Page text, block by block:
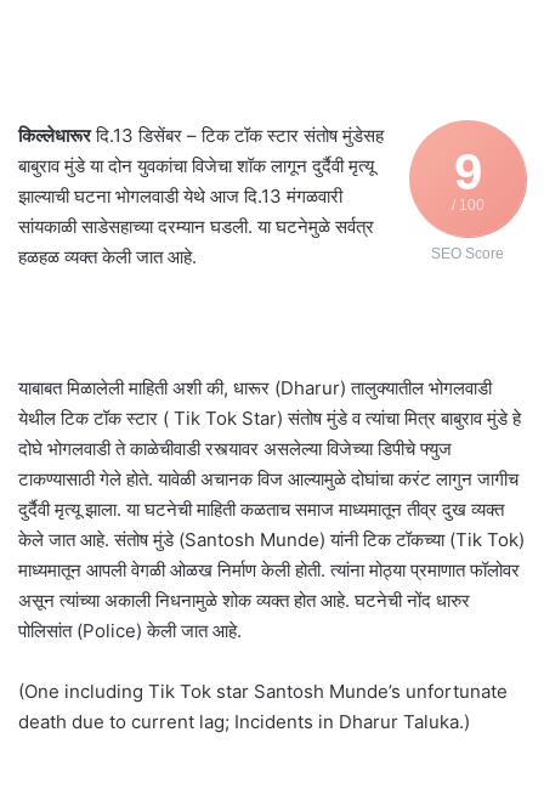
9
/ 100
SEO Score
किल्लेधारूरदि.13 डिसेंबर – टिक टॉक स्टार संतोष मुंडेसह
बाबुराव मुंडे या दोन युवकांचा विजेचा शॉक लागून दुर्दैवी मृत्यू
झाल्याची घटना भोगलवाडी येथे आज दि.13 मंगळवारी
सांयकाळी साडेसहाच्या दरम्यान घडली. या घटनेमुळे सर्वत्र
हळहळ व्यक्त केली जात आहे.
याबाबत मिळालेली माहिती अशी की, धारूर (Dharur) तालुक्यातील भोगलवाडी
येथील टिक टॉक स्टार ( Tik Tok Star) संतोष मुंडे व त्यांचा मित्र बाबुराव मुंडे हे
दोघे भोगलवाडी ते काळेचीवाडी रस्त्यावर असलेल्या विजेच्या डिपीचे फ्युज
टाकण्यासाठी गेले होते. यावेळी अचानक विज आल्यामुळे दोघांचा करंट लागुन जागीच
दुर्दैवी मृत्यू झाला. या घटनेची माहिती कळताच समाज माध्यमातून तीव्र दुख व्यक्त
केले जात आहे. संतोष मुंडे (Santosh Munde) यांनी टिक टॉकच्या (Tik Tok)
माध्यमातून आपली वेगळी ओळख निर्माण केली होती. त्यांना मोठ्या प्रमाणात फॉलोवर
असून त्यांच्या अकाली निधनामुळे शोक व्यक्त होत आहे. घटनेची नोंद धारुर
पोलिसांत (Police) केली जात आहे.
(One including Tik Tok star Santosh Munde’s unfortunate
death due to current lag; Incidents in Dharur Taluka.)